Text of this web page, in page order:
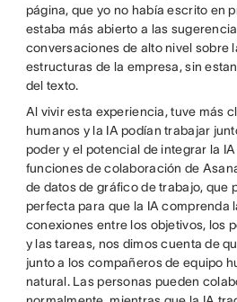
página, que yo no había escrito en
estaba más abierto a las
conversaciones de alto nivel sobre
estructuras de la empresa, sin
del texto.
Al vivir esta experiencia, tuve más
humanos y la IA podían trabajar
poder y el potencial de integrar la
funciones de colaboración de
de datos de gráfico de trabajo, que
perfecta para que la IA comprenda
conexiones entre los objetivos, los
y las tareas, nos dimos cuenta de
junto a los compañeros de equipo
natural. Las personas pueden